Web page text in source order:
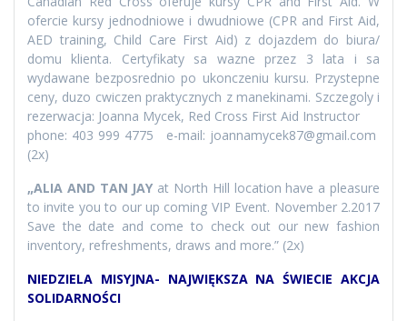
ofercie kursy jednodniowe i dwudniowe (CPR and First Aid,
AED training, Child Care First Aid) z dojazdem do biura/
domu klienta. Certyfikaty sa wazne przez 3 lata i sa
wydawane bezposrednio po ukonczeniu kursu. Przystepne
ceny, duzo cwiczen praktycznych z manekinami. Szczegoly i
rezerwacja: Joanna Mycek, Red Cross First Aid Instructor
phone: 403 999 4775 e-mail: joannamycek87@gmail.com
(2x)
„ALIA AND TAN JAY at North Hill location have a pleasure
to invite you to our up coming VIP Event. November 2.2017
Save the date and come to check out our new fashion
inventory, refreshments, draws and more.” (2x)
NIEDZIELA MISYJNA- NAJWIĘKSZA NA ŚWIECIE AKCJA
SOLIDARNOŚCI